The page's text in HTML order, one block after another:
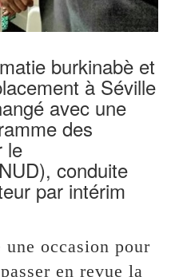
burkinabè et
à Séville
avec une
des
le
conduite
par intérim
une occasion pour
en revue la